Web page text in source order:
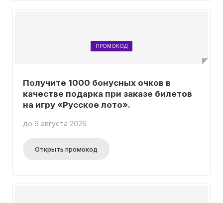
ПРОМОКОД
Получите 1000 бонусных очков в
качестве подарка при заказе билетов
на игру «Русское лото».
до 9 августа 2026
Открыть промокод